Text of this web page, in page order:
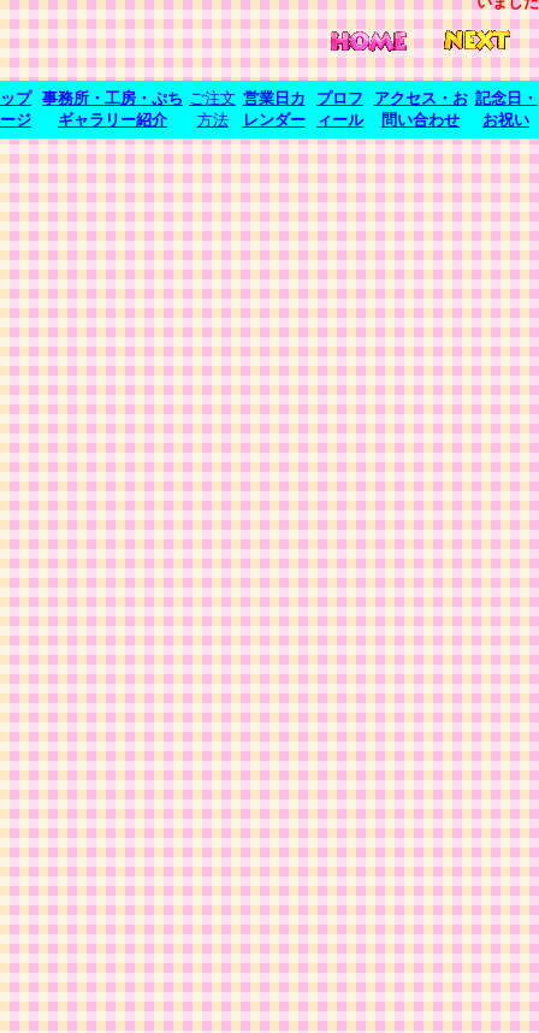
プ
ジ
事務所・工房・ぷち
ギャラリー紹介
ご注文
方法
営業日カ
レンダー
プロフ
ィール
アクセス・お
問い合わせ
記念日・
お祝い